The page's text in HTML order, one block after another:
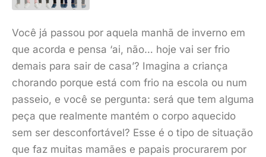
Você já passou por aquela manhã de inverno em
que acorda e pensa ‘ai, não… hoje vai ser frio
demais para sair de casa’? Imagina a criança
chorando porque está com frio na escola ou num
passeio, e você se pergunta: será que tem alguma
peça que realmente mantém o corpo aquecido
sem ser desconfortável? Esse é o tipo de situação
que faz muitas mamães e papais procurarem por